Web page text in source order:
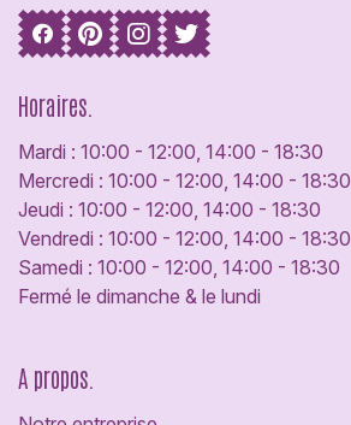
Horaires.
Mardi : 10:00 - 12:00, 14:00 - 18:30
Mercredi : 10:00 - 12:00, 14:00 - 18:30
Jeudi : 10:00 - 12:00, 14:00 - 18:30
Vendredi : 10:00 - 12:00, 14:00 - 18:30
Samedi : 10:00 - 12:00, 14:00 - 18:30
Fermé le dimanche & le lundi
A propos.